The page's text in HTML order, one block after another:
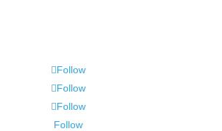
Follow
Follow
Follow
Follow